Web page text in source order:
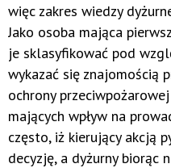
więc zakres wiedzy
Jako osoba mająca
je sklasyfikować pod
wykazać się znajomością
ochrony
mających wpływ na
często, iż kierujący akcją
decyzję, a dyżurny biorąc